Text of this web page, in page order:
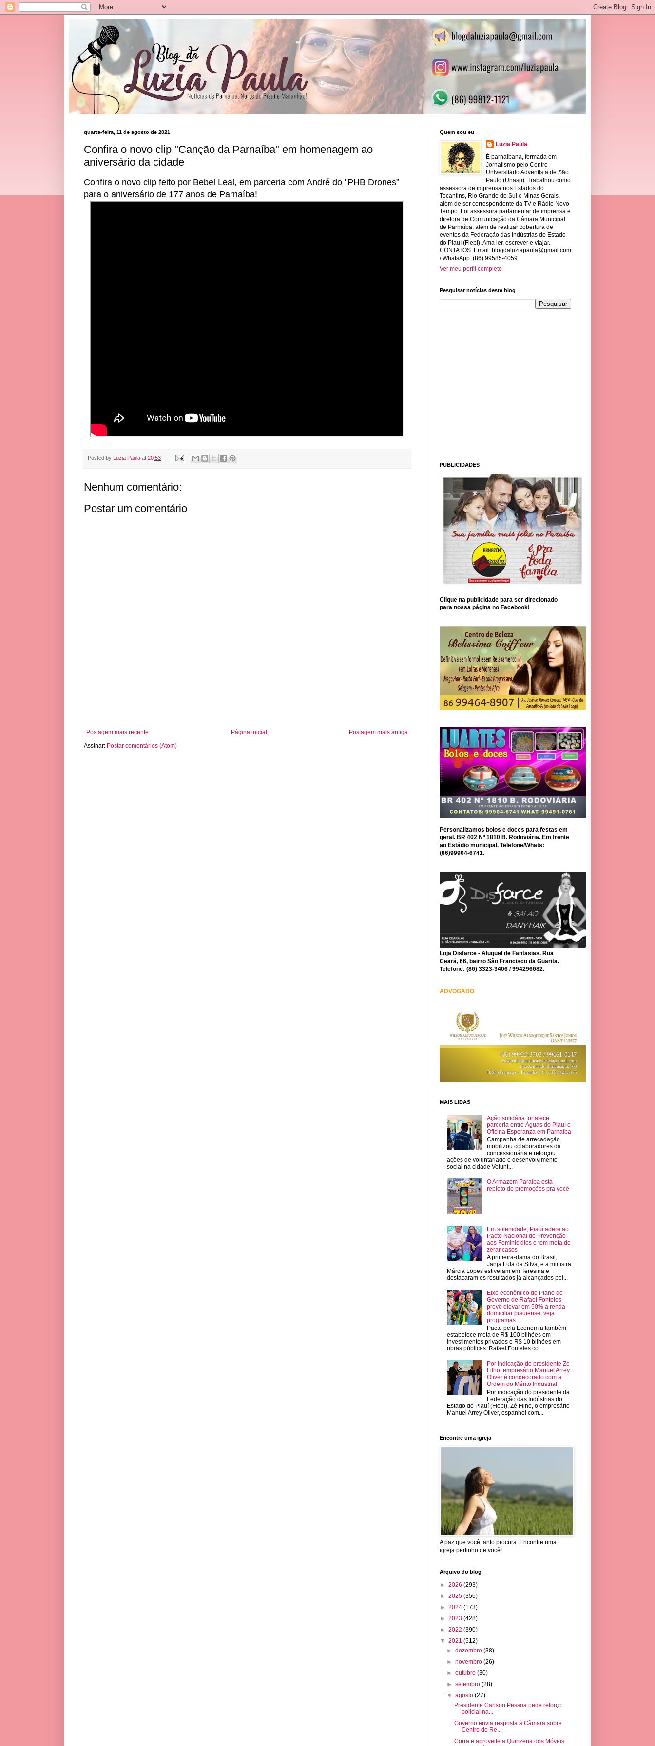
quarta-feira, 11 de agosto de 2021
Confira o novo clip "Canção da Parnaíba" em homenagem ao
aniversário da cidade
Confira o novo clip feito por Bebel Leal, em parceria com André do "PHB Drones”
para o aniversário de 177 anos de Parnaíba!
Posted by Luzia Paula at 20:53
Nenhum comentário:
Postar um comentário
Postagem mais recente Postagem mais antiga
Página inicial
Assinar: Postar comentários (Atom)
Quem sou eu
Luzia Paula
É parnaibana, formada em
Jornalismo pelo Centro
Universitário Adventista de São
Paulo (Unasp). Trabalhou como
assessora de imprensa nos Estados do
Tocantins, Rio Grande do Sul e Minas Gerais,
além de ser correspondente da TV e Rádio Novo
Tempo. Foi assessora parlamentar de imprensa e
diretora de Comunicação da Câmara Municipal
de Parnaíba, além de realizar cobertura de
eventos da Federação das Indústrias do Estado
do Piauí (Fiepi). Ama ler, escrever e viajar.
CONTATOS: Email: blogdaluziapaula@gmail.com
/ WhatsApp: (86) 99585-4059
Ver meu perfil completo
Pesquisar notícias deste blog
PUBLICIDADES
Clique na publicidade para ser direcionado
para nossa página no Facebook!
Personalizamos bolos e doces para festas em
geral. BR 402 Nº 1810 B. Rodoviária. Em frente
ao Estádio municipal. Telefone/Whats:
(86)99904-6741.
Loja Disfarce - Aluguel de Fantasias. Rua
Ceará, 66, bairro São Francisco da Guarita.
Telefone: (86) 3323-3406 / 994296682.
ADVOGADO
MAIS LIDAS
Ação solidária fortalece
parceria entre Águas do Piauí e
Oficina Esperanza em Parnaíba
Campanha de arrecadação
mobilizou colaboradores da
concessionária e reforçou
ações de voluntariado e desenvolvimento
social na cidade Volunt...
O Armazém Paraíba está
repleto de promoções pra você
Em solenidade, Piauí adere ao
Pacto Nacional de Prevenção
aos Feminicídios e tem meta de
zerar casos
A primeira-dama do Brasil,
Janja Lula da Silva, e a ministra
Márcia Lopes estiveram em Teresina e
destacaram os resultados já alcançados pel...
Eixo econômico do Plano de
Governo de Rafael Fonteles
prevê elevar em 50% a renda
domiciliar piauiense; veja
programas
Pacto pela Economia também
estabelece meta de R$ 100 bilhões em
investimentos privados e R$ 10 bilhões em
obras públicas. Rafael Fonteles co...
Por indicação do presidente Zé
Filho, empresário Manuel Arrey
Oliver é condecorado com a
Ordem do Mérito Industrial
Por indicação do presidente da
Federação das Indústrias do
Estado do Piauí (Fiepi), Zé Filho, o empresário
Manuel Arrey Oliver, espanhol com...
Encontre uma igreja
A paz que você tanto procura. Encontre uma
igreja pertinho de você!
Arquivo do blog
► 2026 (293)
► 2025 (356)
► 2024 (173)
► 2023 (428)
► 2022 (390)
▼ 2021 (512)
►dezembro(38)
►novembro(26)
►outubro(30)
►setembro(28)
▼agosto(27)
Presidente Carlson Pessoa pede reforço
policial na...
Governo envia resposta à Câmara sobre
Centro de Re...
Corra e aproveite a Quinzena dos Móveis